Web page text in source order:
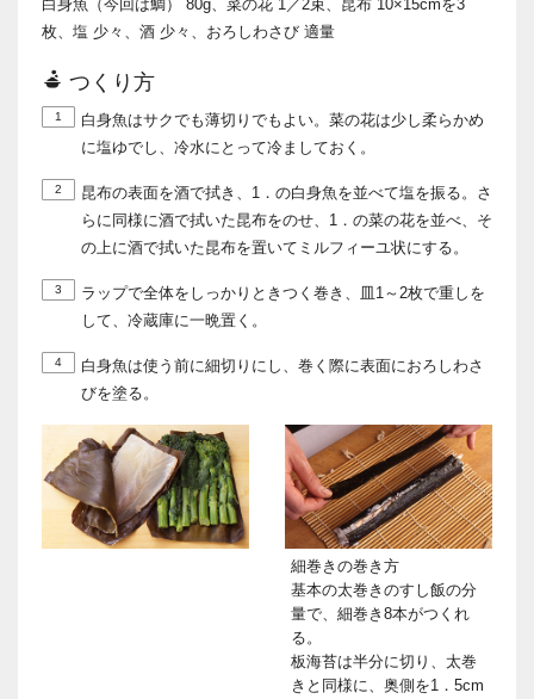
白身魚（今回は鯛） 80g、菜の花 1／2束、昆布 10×15cmを3
枚、塩 少々、酒 少々、おろしわさび 適量
つくり方
1
白身魚はサクでも薄切りでもよい。菜の花は少し柔らかめ
に塩ゆでし、冷水にとって冷ましておく。
2
昆布の表面を酒で拭き、1．の白身魚を並べて塩を振る。さ
らに同様に酒で拭いた昆布をのせ、1．の菜の花を並べ、そ
の上に酒で拭いた昆布を置いてミルフィーユ状にする。
3
ラップで全体をしっかりときつく巻き、皿1～2枚で重しを
して、冷蔵庫に一晩置く。
4
白身魚は使う前に細切りにし、巻く際に表面におろしわさ
びを塗る。
細巻きの巻き方
基本の太巻きのすし飯の分
量で、細巻き8本がつくれ
る。
板海苔は半分に切り、太巻
きと同様に、奥側を1．5cm